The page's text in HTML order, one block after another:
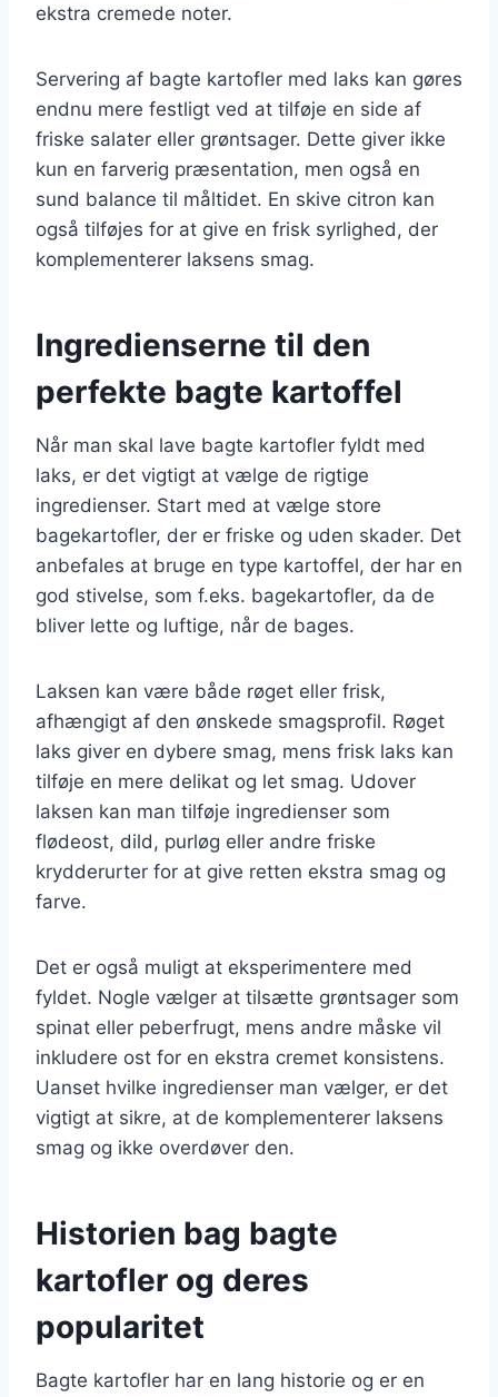
ekstra cremede noter.
Servering af bagte kartofler med laks kan gøres
endnu mere festligt ved at tilføje en side af
friske salater eller grøntsager. Dette giver ikke
kun en farverig præsentation, men også en
sund balance til måltidet. En skive citron kan
også tilføjes for at give en frisk syrlighed, der
komplementerer laksens smag.
Ingredienserne til den
perfekte bagte kartoffel
Når man skal lave bagte kartofler fyldt med
laks, er det vigtigt at vælge de rigtige
ingredienser. Start med at vælge store
bagekartofler, der er friske og uden skader. Det
anbefales at bruge en type kartoffel, der har en
god stivelse, som f.eks. bagekartofler, da de
bliver lette og luftige, når de bages.
Laksen kan være både røget eller frisk,
afhængigt af den ønskede smagsprofil. Røget
laks giver en dybere smag, mens frisk laks kan
tilføje en mere delikat og let smag. Udover
laksen kan man tilføje ingredienser som
flødeost, dild, purløg eller andre friske
krydderurter for at give retten ekstra smag og
farve.
Det er også muligt at eksperimentere med
fyldet. Nogle vælger at tilsætte grøntsager som
spinat eller peberfrugt, mens andre måske vil
inkludere ost for en ekstra cremet konsistens.
Uanset hvilke ingredienser man vælger, er det
vigtigt at sikre, at de komplementerer laksens
smag og ikke overdøver den.
Historien bag bagte
kartofler og deres
popularitet
Bagte kartofler har en lang historie og er en